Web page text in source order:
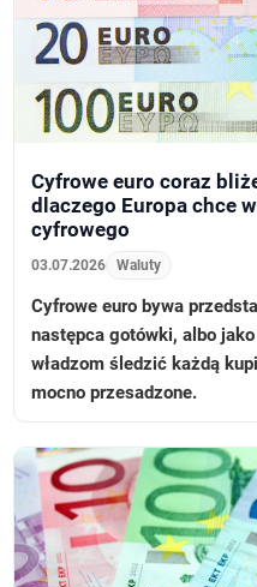
Cyfrowe euro coraz
dlaczego Europa chce
cyfrowego
03.07.2026 Waluty
Cyfrowe euro bywa
następca gotówki, albo
władzom śledzić każdą
mocno przesadzone.